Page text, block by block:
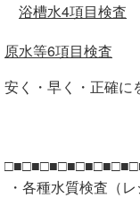
浴槽水4項目検査
原水等6項目検査
安く・早く・正確に
・各種水質検査（